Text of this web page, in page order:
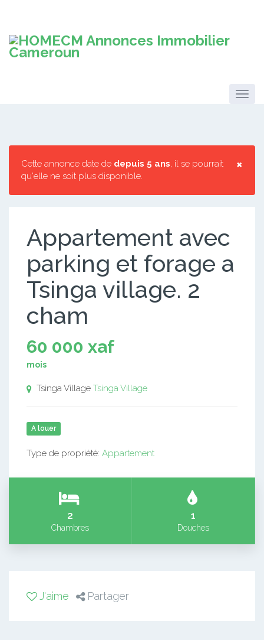
×
Cette annonce date de depuis 5 ans, il se pourrait
qu'elle ne soit plus disponible.
Appartement avec
parking et forage a
Tsinga village. 2
cham
60 000 xaf
mois
Tsinga Village Tsinga Village
A louer
Type de propriété: Appartement
2
Chambres
1
Douches
J'aime Partager